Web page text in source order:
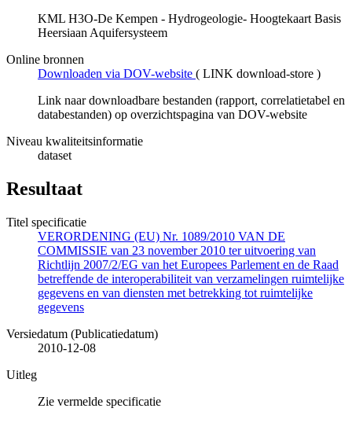
KML H3O-De Kempen - Hydrogeologie- Hoogtekaart Basis
Heersiaan Aquifersysteem
Online bronnen
Downloaden via DOV-website ( LINK download-store )
Link naar downloadbare bestanden (rapport, correlatietabel en
databestanden) op overzichtspagina van DOV-website
Niveau kwaliteitsinformatie
dataset
Resultaat
Titel specificatie
VERORDENING (EU) Nr. 1089/2010 VAN DE
COMMISSIE van 23 november 2010 ter uitvoering van
Richtlijn 2007/2/EG van het Europees Parlement en de Raad
betreffende de interoperabiliteit van verzamelingen ruimtelijke
gegevens en van diensten met betrekking tot ruimtelijke
gegevens
Versiedatum (Publicatiedatum)
2010-12-08
Uitleg
Zie vermelde specificatie